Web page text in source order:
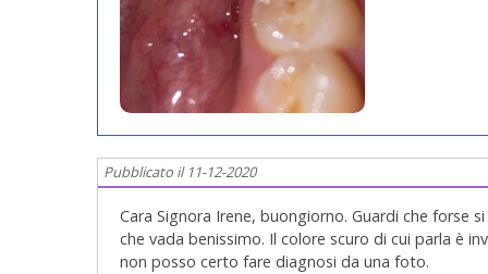
Pubblicato il 11-12-2020
Cara Signora Irene, buongiorno. Guardi che forse
che vada benissimo. Il colore scuro di cui parla è
non posso certo fare diagnosi da una foto.